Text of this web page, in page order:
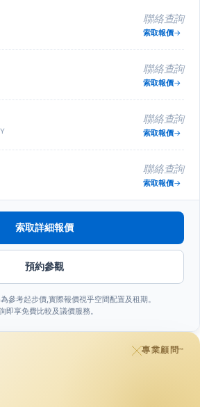
聯絡查詢
索取報價
聯絡查詢
索取報價
聯絡查詢
索取報價
聯絡查詢
索取報價
索取詳細報價
預約參觀
參考起步價,實際報價視乎空間配置及租期。
即享免費比較及議價服務。
專業顧問™